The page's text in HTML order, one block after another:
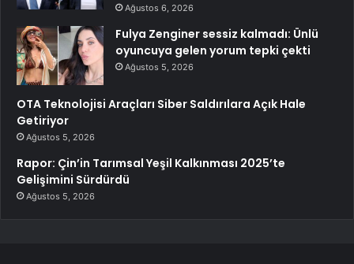
Ağustos 6, 2026
Fulya Zenginer sessiz kalmadı: Ünlü
oyuncuya gelen yorum tepki çekti
Ağustos 5, 2026
OTA Teknolojisi Araçları Siber Saldırılara Açık Hale
Getiriyor
Ağustos 5, 2026
Rapor: Çin’in Tarımsal Yeşil Kalkınması 2025’te
Gelişimini Sürdürdü
Ağustos 5, 2026